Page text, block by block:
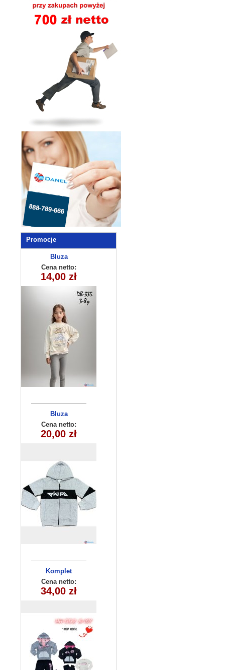
Promocje
Bluza
dziecięca
290525-DB335
(3-8) 10szt
Cena netto:
14,00 zł
Bluza
chłopięca
(8-16) 5szt
Cena netto:
20,00 zł
Komplet
dziecięcy
HH-552(8-16)
10szt
Cena netto:
34,00 zł